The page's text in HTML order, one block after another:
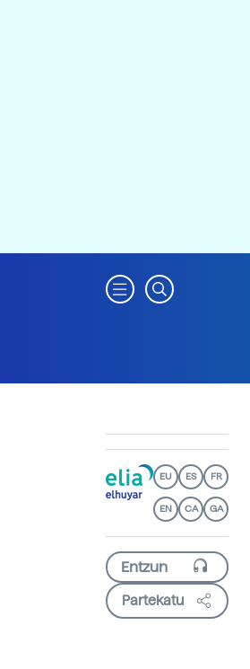
EU ES FR
EN CA GA
Partekatu